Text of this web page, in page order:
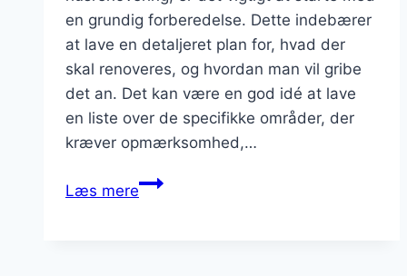
en grundig forberedelse. Dette indebærer
at lave en detaljeret plan for, hvad der
skal renoveres, og hvordan man vil gribe
det an. Det kan være en god idé at lave
en liste over de specifikke områder, der
kræver opmærksomhed,…
Læs mereHusrenovering: